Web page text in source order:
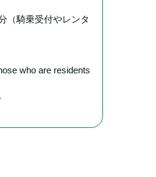
（騎乗受付やレンタ
who are residents